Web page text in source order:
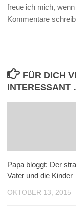
freue ich mich,
Kommentare
FÜR DICH
INTERESSANT
Papa bloggt: Der
Vater und die Kinder
OKTOBER 13, 2015